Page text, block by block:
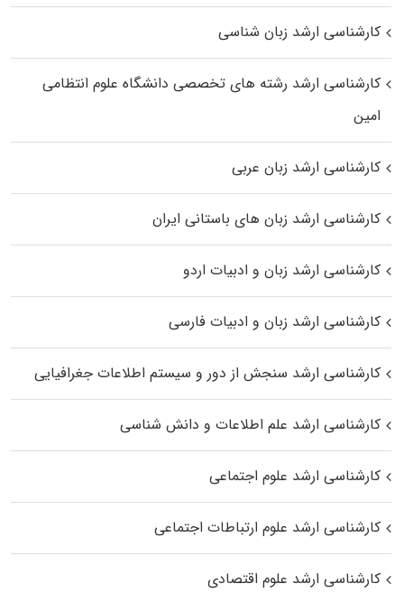
کارشناسی ارشد زبان شناسی
کارشناسی ارشد رﺷﺘﻪ ﻫﺎی تخصصی داﻧﺸﮕﺎه ﻋﻠﻮم انتظامی
اﻣﻴﻦ
کارشناسی ارشد زبان عربی
کارشناسی ارشد زبان‌ های باستانی ایران
کارشناسی ارشد زبان و ادبیات اردو
کارشناسی ارشد زبان و ادبیات فارسی
کارشناسی ارشد سنجش از دور و سیستم اطلاعات جغرافیایی
کارشناسی ارشد علم اطلاعات و دانش شناسی
کارشناسی ارشد علوم اجتماعی
کارشناسی ارشد علوم ارتباطات اجتماعی
کارشناسی ارشد علوم اقتصادی